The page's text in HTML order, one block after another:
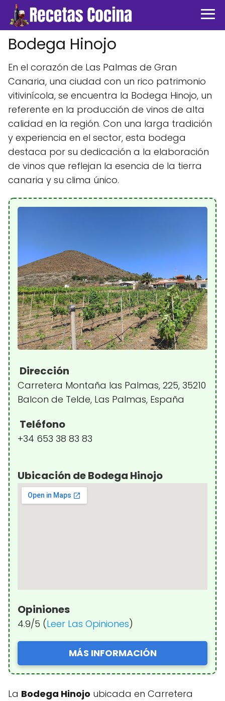
Bodega Hinojo
En el corazón de Las Palmas de Gran
Canaria, una ciudad con un rico patrimonio
vitivinícola, se encuentra la Bodega Hinojo, un
referente en la producción de vinos de alta
calidad en la región. Con una larga tradición
y experiencia en el sector, esta bodega
destaca por su dedicación a la elaboración
de vinos que reflejan la esencia de la tierra
canaria y su clima único.
Dirección
Carretera Montaña las Palmas, 225, 35210
Balcon de Telde, Las Palmas, España
Teléfono
+34 653 38 83 83
Ubicación de Bodega Hinojo
Opiniones
4.9/5 (Leer Las Opiniones)
MÁS INFORMACIÓN
La Bodega Hinojo ubicada en Carretera